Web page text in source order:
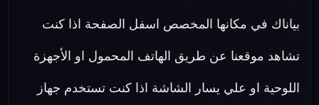
بياناك في مكانها المخصص اسفل الصفحة اذا كنت
تشاهد موقعنا عن طريق الهاتف المحمول او الأجهزة
اللوحية او علي يسار الشاشة اذا كنت تستخدم جهاز